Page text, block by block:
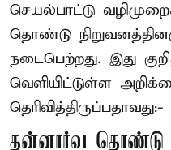
செயல்பாட்டு
தொண்டு
நடைபெற்றது. இது
வெளியிட்டுள்ள
தெரிவித்திருப்பதாவது:-
தன்னார்வ தொண்டு